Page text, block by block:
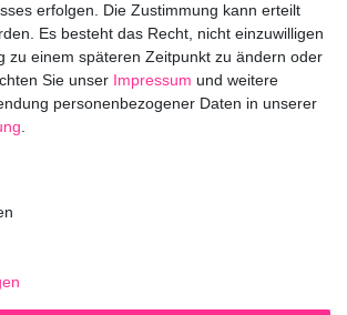
info@bloomboxer.net
Daten­schutz­erklärung AGB
erfolgen. Die Zustimmung kann erteilt
Es besteht das Recht, nicht einzuwilligen
zu einem späteren Zeitpunkt zu ändern oder
Sie unser Impressum und weitere
personenbezogener Daten in unserer